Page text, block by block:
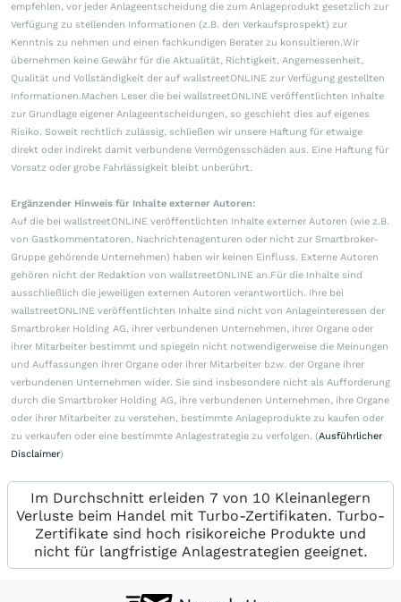
empfehlen, vor jeder Anlageentscheidung die zum Anlageprodukt gesetzlich zur
Verfügung zu stellenden Informationen (z.B. den Verkaufsprospekt) zur
Kenntnis zu nehmen und einen fachkundigen Berater zu konsultieren.Wir
übernehmen keine Gewähr für die Aktualität, Richtigkeit, Angemessenheit,
Qualität und Vollständigkeit der auf wallstreetONLINE zur Verfügung gestellten
Informationen.Machen Leser die bei wallstreetONLINE veröffentlichten Inhalte
zur Grundlage eigener Anlageentscheidungen, so geschieht dies auf eigenes
Risiko. Soweit rechtlich zulässig, schließen wir unsere Haftung für etwaige
direkt oder indirekt damit verbundene Vermögensschäden aus. Eine Haftung für
Vorsatz oder grobe Fahrlässigkeit bleibt unberührt.
Ergänzender Hinweis für Inhalte externer Autoren:
Auf die bei wallstreetONLINE veröffentlichten Inhalte externer Autoren (wie z.B.
von Gastkommentatoren, Nachrichtenagenturen oder nicht zur Smartbroker-
Gruppe gehörende Unternehmen) haben wir keinen Einfluss. Externe Autoren
gehören nicht der Redaktion von wallstreetONLINE an.Für die Inhalte sind
ausschließlich die jeweiligen externen Autoren verantwortlich. Ihre bei
wallstreetONLINE veröffentlichten Inhalte sind nicht von Anlageinteressen der
Smartbroker Holding AG, ihrer verbundenen Unternehmen, ihrer Organe oder
ihrer Mitarbeiter bestimmt und spiegeln nicht notwendigerweise die Meinungen
und Auffassungen ihrer Organe oder ihrer Mitarbeiter bzw. der Organe ihrer
verbundenen Unternehmen wider. Sie sind insbesondere nicht als Aufforderung
durch die Smartbroker Holding AG, ihre verbundenen Unternehmen, ihre Organe
oder ihrer Mitarbeiter zu verstehen, bestimmte Anlageprodukte zu kaufen oder
zu verkaufen oder eine bestimmte Anlagestrategie zu verfolgen. (Ausführlicher
Disclaimer)
Im Durchschnitt erleiden 7 von 10 Kleinanlegern
Verluste beim Handel mit Turbo-Zertifikaten. Turbo-
Zertifikate sind hoch risikoreiche Produkte und
nicht für langfristige Anlagestrategien geeignet.